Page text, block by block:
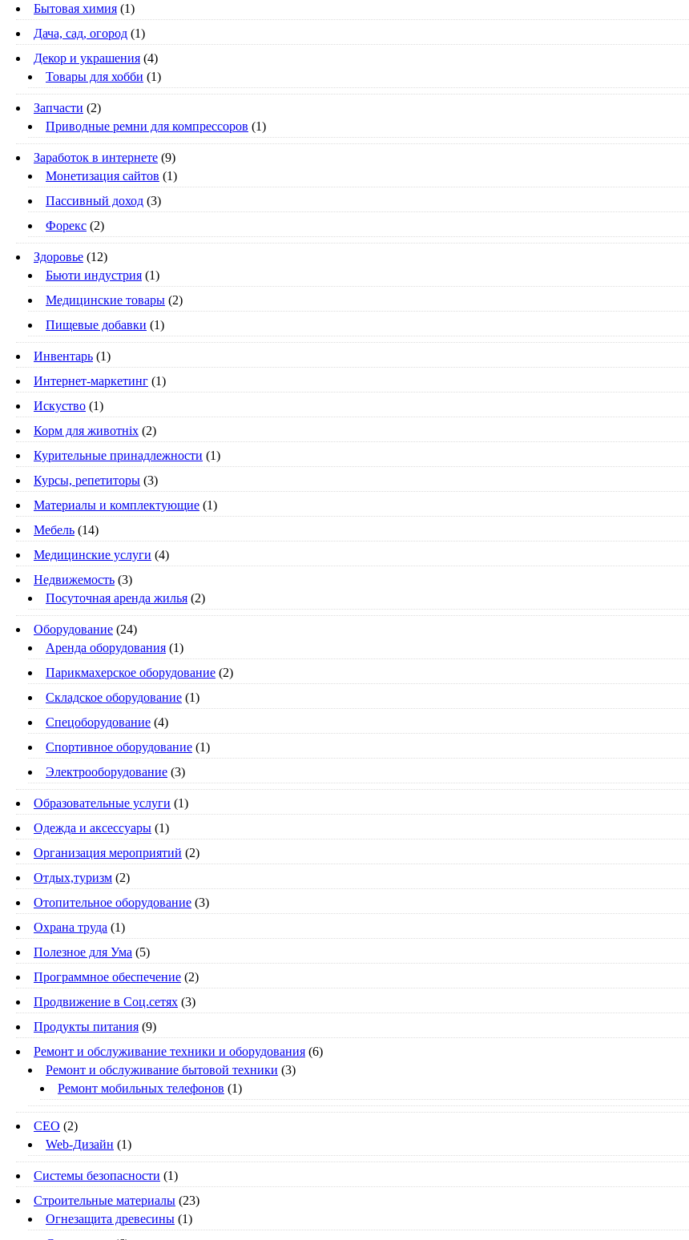
Бытовая химия (1)
Дача, сад, огород (1)
Декор и украшения (4)
Товары для хобби (1)
Запчасти (2)
Приводные ремни для компрессоров (1)
Заработок в интернете (9)
Монетизация сайтов (1)
Пассивный доход (3)
Форекс (2)
Здоровье (12)
Бьюти индустрия (1)
Медицинские товары (2)
Пищевые добавки (1)
Инвентарь (1)
Интернет-маркетинг (1)
Искуство (1)
Корм для животніх (2)
Курительные принадлежности (1)
Курсы, репетиторы (3)
Материалы и комплектующие (1)
Мебель (14)
Медицинские услуги (4)
Недвижемость (3)
Посуточная аренда жилья (2)
Оборудование (24)
Аренда оборудования (1)
Парикмахерское оборудование (2)
Складское оборудование (1)
Спецоборудование (4)
Спортивное оборудование (1)
Электрооборудование (3)
Образовательные услуги (1)
Одежда и аксессуары (1)
Организация мероприятий (2)
Отдых,туризм (2)
Отопительное оборудование (3)
Охрана труда (1)
Полезное для Ума (5)
Программное обеспечение (2)
Продвижение в Соц.сетях (3)
Продукты питания (9)
Ремонт и обслуживание техники и оборудования (6)
Ремонт и обслуживание бытовой техники (3)
Ремонт мобильных телефонов (1)
СЕО (2)
Web-Дизайн (1)
Системы безопасности (1)
Строительные материалы (23)
Огнезащита древесины (1)